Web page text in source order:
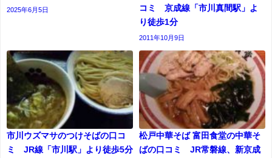
2025年6月5日
コミ 京成線「市川真間駅」よ
り徒歩1分
2011年10月9日
市川ウズマサのつけそばの口コ
ミ JR線「市川駅」より徒歩5分
松戸中華そば 富田食堂の中華そ
ばの口コミ JR常磐線、新京成